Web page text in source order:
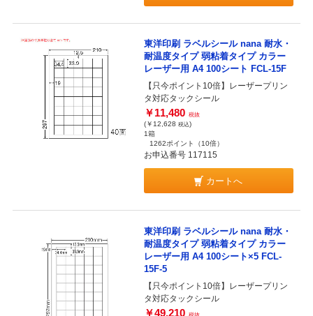
東洋印刷 ラベルシール nana 耐水・
耐温度タイプ 弱粘着タイプ カラー
レーザー用 A4 100シート FCL-15F
【只今ポイント10倍】レーザープリン
タ対応タックシール
￥11,480 税抜
(￥12,628 税込)
1箱
1262ポイント
（10倍）
お申込番号 117115
カートへ
東洋印刷 ラベルシール nana 耐水・
耐温度タイプ 弱粘着タイプ カラー
レーザー用 A4 100シート×5 FCL-
15F-5
【只今ポイント10倍】レーザープリン
タ対応タックシール
￥49,210